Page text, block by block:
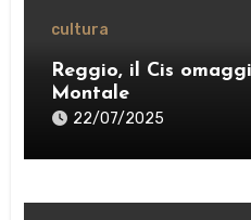
cultura
Reggio, il Cis
Montale
22/07/2025